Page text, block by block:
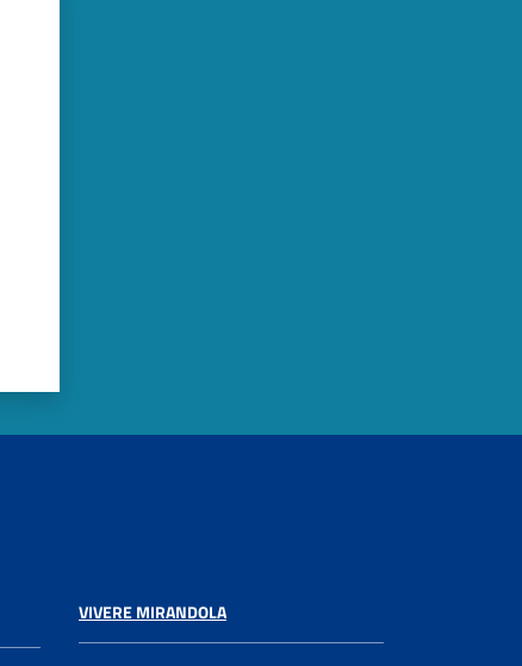
VIVERE MIRANDOLA